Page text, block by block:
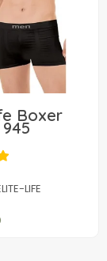
Boxer
LIFE
USD
to cart